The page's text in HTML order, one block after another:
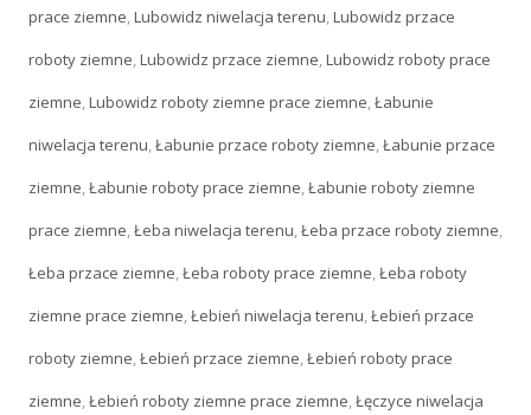
prace ziemne,Lubowidz niwelacja terenu,Lubowidz przace
roboty ziemne,Lubowidz przace ziemne,Lubowidz roboty prace
ziemne,Lubowidz roboty ziemne prace ziemne,Łabunie
niwelacja terenu,Łabunie przace roboty ziemne,Łabunie przace
ziemne,Łabunie roboty prace ziemne,Łabunie roboty ziemne
prace ziemne,Łeba niwelacja terenu,Łeba przace roboty ziemne,
Łeba przace ziemne,Łeba roboty prace ziemne,Łeba roboty
ziemne prace ziemne,Łebień niwelacja terenu,Łebień przace
roboty ziemne,Łebień przace ziemne,Łebień roboty prace
ziemne,Łebień roboty ziemne prace ziemne,Łęczyce niwelacja